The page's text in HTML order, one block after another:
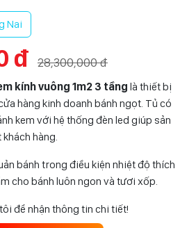
Nai
đ 28,300,000 đ
kính vuông 1m2 3 tầng là thiết bị
hàng kinh doanh bánh ngọt. Tủ có
kem với hệ thống đèn led giúp sản
hàng.
bánh trong điều kiện nhiệt độ thích
cho bánh luôn ngon và tươi xốp.
để nhận thông tin chi tiết!